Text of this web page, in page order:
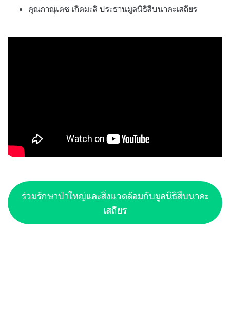
คุณภาณุเดช เกิดมะลิ ประธานมูลนิธิสืบนาคะเสถียร
ร่วมรักษาป่าใหญ่และสิ่งแวดล้อมกับมูลนิธิสืบนาคะ
เสถียร